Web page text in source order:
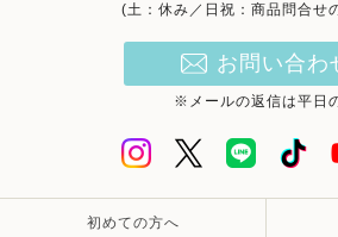
(土：休み／日祝：商品問合せ
お問い合わ
※メールの返信は平日
初めての方へ